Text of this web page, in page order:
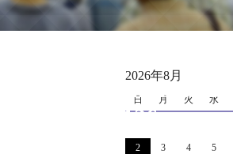
126
2026年8月
日 月 火 水
2 3 4 5